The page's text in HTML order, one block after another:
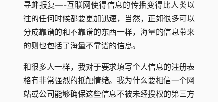
寻衅报复—-互联网使得信息的传播变得比人类以
往的任何时候都要更加迅速，当然，正如很多可以
分成靠谱的和不靠谱的东西一样，海量的信息带来
的则也包括了海量不靠谱的信息。
和很多人一样，我对于要求填写个人信息的注册表
格有非常强烈的抵触情绪。我为什么要相信一个网
站或公司能够确保这些信息不被未经授权的第三方